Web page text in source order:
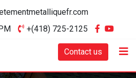
+(418) 725-2125
Contact us